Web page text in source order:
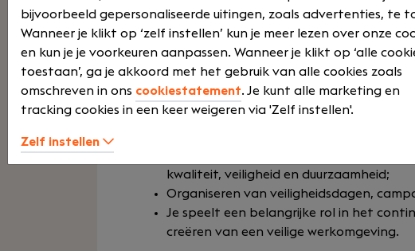
en veiligheidsinitiatieven);
Volledig verantwoordelijk voor het
Adviseren van directie, management
Eindverantwoordelijkheid voor
organisatie;
Beheren en doorontwikkelen van
CKB en CO₂-prestatieladder;
Verder ontwikkelen van de organisatie
Initiëren en implementeren van
kwaliteit, veiligheid en duurzaamheid;
Organiseren van veiligheidsdagen,
Je speelt een belangrijke rol in het
creëren van een veilige werkomgeving.
bijvoorbeeld gepersonaliseerde uitingen, zoals advertenties, te
Wanneer je klikt op ‘zelf instellen’ kun je meer lezen over onze
en kun je je voorkeuren aanpassen. Wanneer je klikt op ‘alle
toestaan’, ga je akkoord met het gebruik van alle cookies zoals
omschreven in ons cookiestatement. Je kunt alle marketing en
tracking cookies in een keer weigeren via 'Zelf instellen'.
Zelf instellen